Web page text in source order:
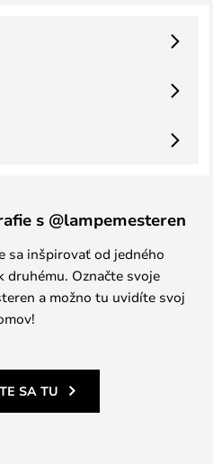
s @lampemesteren
sa inšpirovať od jedného
druhému. Označte svoje
a možno tu uvidíte svoj
SA TU